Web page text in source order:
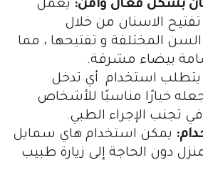
بشكل فعال وآمن: يعمل
الاسنان من خلال
السن المختلفة و تفتيحها ، مما
بيضاء مشرقة.
يتطلب استخدام أي تدخل
خيارًا مناسبًا للأشخاص
تجنب الإجراء الطبي.
يمكن استخدام هاي سمايل
دون الحاجة إلى زيارة طبيب